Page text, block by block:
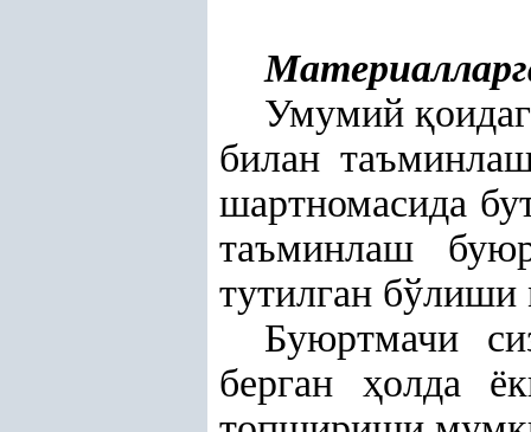
Умумийқ
билан
шартномасида
таъминлаш
тутилган
Буюртмачи
берган ҳолда